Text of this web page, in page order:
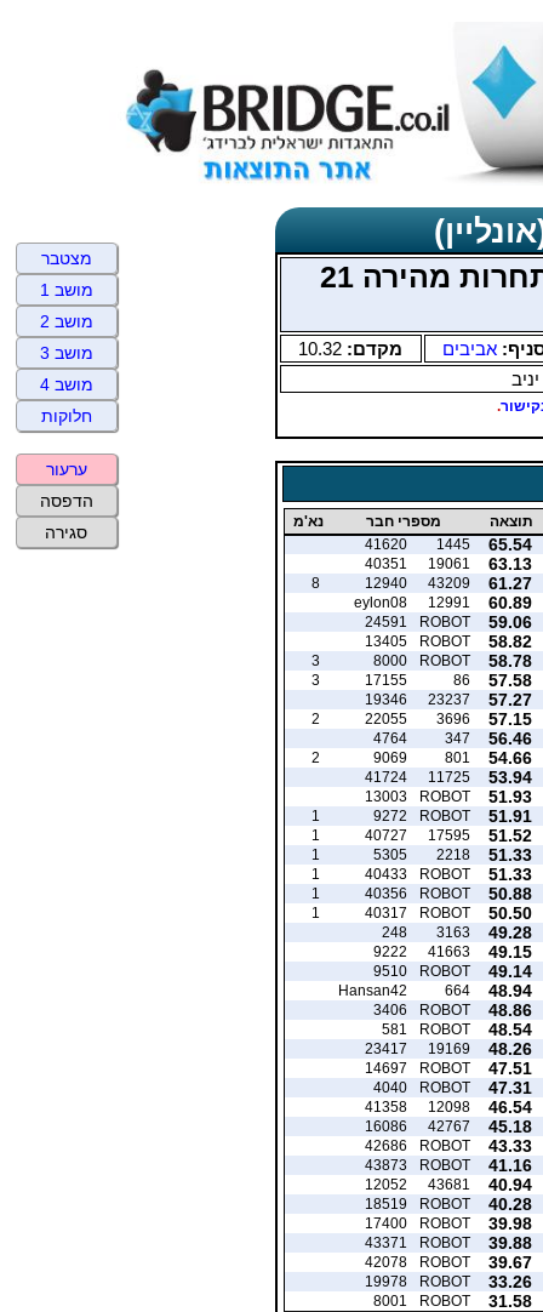
אביבים כרמל שני בוקר תחרות מהירה 21
אביבים מקדם: 10.32
.
תוצאה מספרי חבר נא'מ
65.54
1445
41620
63.13
19061
40351
61.27
43209
12940
8
60.89
12991
eylon08
59.06
ROBOT
24591
58.82
ROBOT
13405
58.78
ROBOT
8000
3
57.58
86
17155
3
57.27
23237
19346
57.15
3696
22055
2
56.46
347
4764
54.66
801
9069
2
53.94
11725
41724
51.93
ROBOT
13003
51.91
ROBOT
9272
1
51.52
17595
40727
1
51.33
2218
5305
1
51.33
ROBOT
40433
1
50.88
ROBOT
40356
1
50.50
ROBOT
40317
1
49.28
3163
248
49.15
41663
9222
49.14
ROBOT
9510
48.94
664
Hansan42
48.86
ROBOT
3406
48.54
ROBOT
581
48.26
19169
23417
47.51
ROBOT
14697
47.31
ROBOT
4040
46.54
12098
41358
45.18
42767
16086
43.33
ROBOT
42686
41.16
ROBOT
43873
40.94
43681
12052
40.28
ROBOT
18519
39.98
ROBOT
17400
39.88
ROBOT
43371
39.67
ROBOT
42078
33.26
ROBOT
19978
31.58
ROBOT
8001
מצטבר
מושב 1
מושב 2
מושב 3
מושב 4
חלוקות
ערעור
הדפסה
סגירה